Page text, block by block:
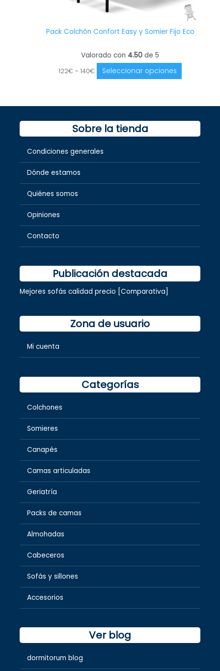
Pack Colchón Confort Easy y Somier Fijo Eco
Valorado con 4.50 de 5
122€ – 140€ Seleccionar opciones
Sobre la tienda
Condiciones generales
Dónde estamos
Quiénes somos
Opiniones
Contacto
Publicación destacada
Mejores sofás calidad precio [Comparativa]
Zona de usuario
Mi cuenta
Categorías
Colchones
Somieres
Canapés
Camas articuladas
Geriatría
Packs de camas
Almohadas
Cabeceros
Sofás y sillones
Accesorios
Ver blog
dormitorum blog